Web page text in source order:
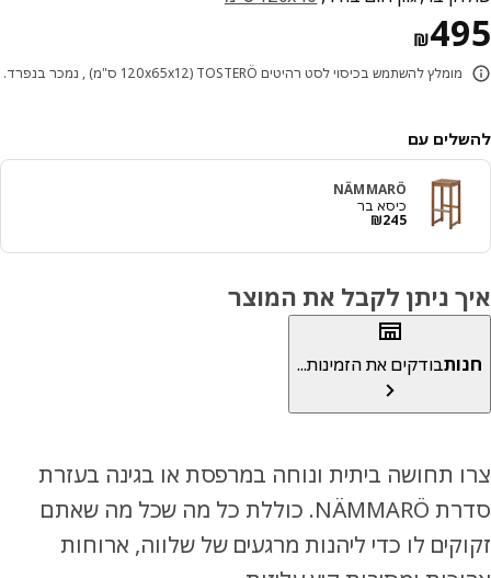
₪מחיר ₪ 495
מומלץ להשתמש בכיסוי לסט רהיטים 120x65x12) TOSTERÖ ס"מ) , נמכר בנפרד.
עם
NÄMMARÖ
כיסא בר
₪245 מחיר ₪ 245
ניתן לקבל את המוצר
בודקים את הזמינות...
תחושה ביתית ונוחה במרפסת או בגינה בעזרת
סדרת NÄMMARÖ. כוללת כל מה שכל מה שאתם
לו כדי ליהנות מרגעים של שלווה, ארוחות